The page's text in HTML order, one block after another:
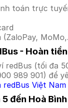
toán trực
- Hoàn
redBus (tối đa
989 901) để
Việt Nam
đến Hoà